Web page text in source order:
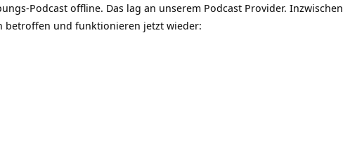
Podcast offline. Das lag an unserem Podcast Provider. Inzwischen
betroffen und funktionieren jetzt wieder: